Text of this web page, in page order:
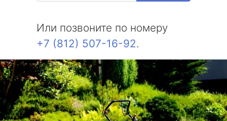
Или позвоните по номеру
+7 (812) 507-16-92.